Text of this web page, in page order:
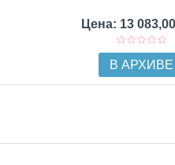
Цена: 13
В АРХИВЕ